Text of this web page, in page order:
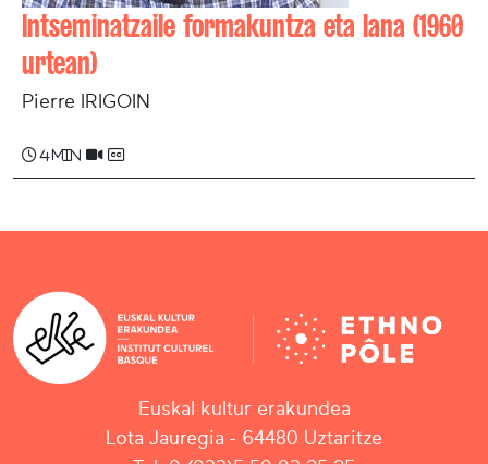
Intseminatzaile formakuntza eta lana (1960
urtean)
Pierre IRIGOIN
4 min
Euskal kultur erakundea
Lota Jauregia - 64480 Uztaritze